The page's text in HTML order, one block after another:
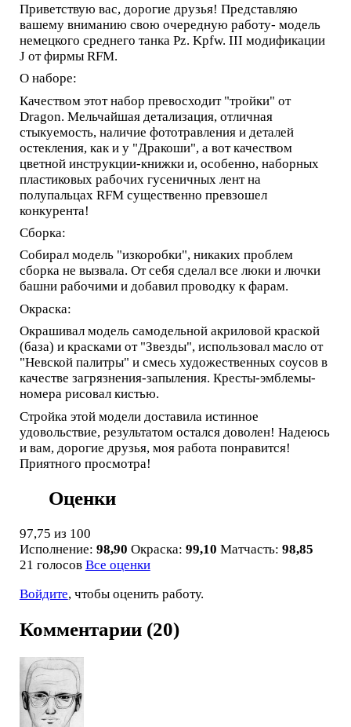
Приветствую вас, дорогие друзья! Представляю
вашему вниманию свою очередную работу- модель
немецкого среднего танка Pz. Kpfw. III модификации
J от фирмы RFM.
О наборе:
Качеством этот набор превосходит "тройки" от
Dragon. Мельчайшая детализация, отличная
стыкуемость, наличие фототравления и деталей
остекления, как и у "Дракоши", а вот качеством
цветной инструкции-книжки и, особенно, наборных
пластиковых рабочих гусеничных лент на
полупальцах RFM существенно превзошел
конкурента!
Сборка:
Собирал модель "изкоробки", никаких проблем
сборка не вызвала. От себя сделал все люки и лючки
башни рабочими и добавил проводку к фарам.
Окраска:
Окрашивал модель самодельной акриловой краской
(база) и красками от "Звезды", использовал масло от
"Невской палитры" и смесь художественных соусов в
качестве загрязнения-запыления. Кресты-эмблемы-
номера рисовал кистью.
Стройка этой модели доставила истинное
удовольствие, результатом остался доволен! Надеюсь
и вам, дорогие друзья, моя работа понравится!
Приятного просмотра!
Оценки
97,75 из 100
Исполнение: 98,90 Окраска: 99,10 Матчасть: 98,85
21 голосов Все оценки
Войдите, чтобы оценить работу.
Комментарии (20)